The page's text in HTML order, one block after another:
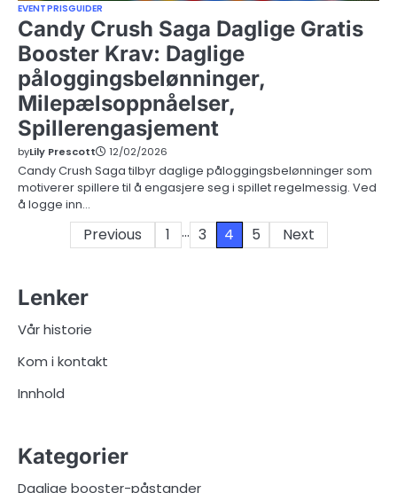
EVENTPRISGUIDER
Candy Crush Saga Daglige Gratis
Booster Krav: Daglige
påloggingsbelønninger,
Milepælsoppnåelser,
Spillerengasjement
byLily Prescott 12/02/2026
Candy Crush Saga tilbyr daglige påloggingsbelønninger som
motiverer spillere til å engasjere seg i spillet regelmessig. Ved
å logge inn…
Previous 1 … 3 4 5 Next
Lenker
Vår historie
Kom i kontakt
Innhold
Kategorier
Daglige booster-påstander